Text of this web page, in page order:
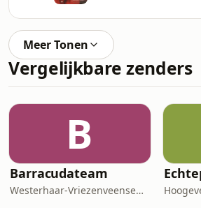
Meer Tonen
Vergelijkbare zenders
B
Barracudateam
Westerhaar-Vriezenveensewijk